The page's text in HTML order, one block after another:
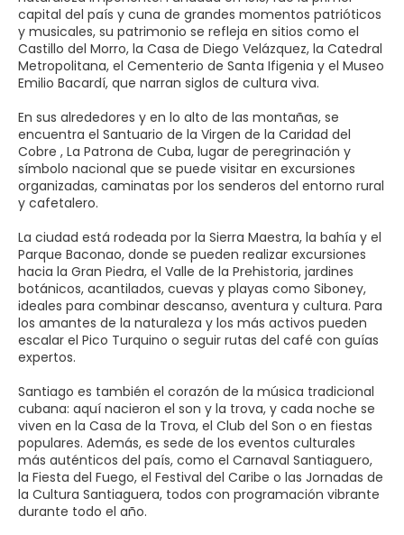
capital del país y cuna de grandes momentos patrióticos
y musicales, su patrimonio se refleja en sitios como el
Castillo del Morro, la Casa de Diego Velázquez, la Catedral
Metropolitana, el Cementerio de Santa Ifigenia y el Museo
Emilio Bacardí, que narran siglos de cultura viva.
En sus alrededores y en lo alto de las montañas, se
encuentra el Santuario de la Virgen de la Caridad del
Cobre , La Patrona de Cuba, lugar de peregrinación y
símbolo nacional que se puede visitar en excursiones
organizadas, caminatas por los senderos del entorno rural
y cafetalero.
La ciudad está rodeada por la Sierra Maestra, la bahía y el
Parque Baconao, donde se pueden realizar excursiones
hacia la Gran Piedra, el Valle de la Prehistoria, jardines
botánicos, acantilados, cuevas y playas como Siboney,
ideales para combinar descanso, aventura y cultura. Para
los amantes de la naturaleza y los más activos pueden
escalar el Pico Turquino o seguir rutas del café con guías
expertos.
Santiago es también el corazón de la música tradicional
cubana: aquí nacieron el son y la trova, y cada noche se
viven en la Casa de la Trova, el Club del Son o en fiestas
populares. Además, es sede de los eventos culturales
más auténticos del país, como el Carnaval Santiaguero,
la Fiesta del Fuego, el Festival del Caribe o las Jornadas de
la Cultura Santiaguera, todos con programación vibrante
durante todo el año.